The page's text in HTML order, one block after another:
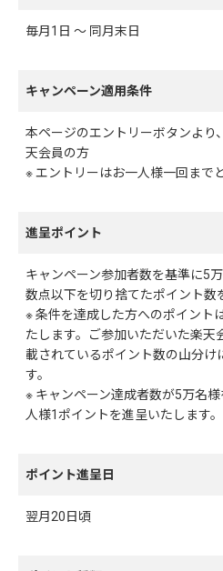
毎月1日 ～ 同月末日
キャンペーン適用条件
本ページのエントリーボタンより
天会員の方
※ エントリーはお一人様一回まで
進呈ポイント
キャンペーン参加者数を基準に5
数点以下を切り捨てたポイント数
※ 条件を達成した方へのポイント
たします。ご参加いただいた楽天
載されているポイント数の山分け
す。
※ キャンペーン達成者数が5万名
人様1ポイントを進呈いたします。
ポイント進呈日
翌月20日頃